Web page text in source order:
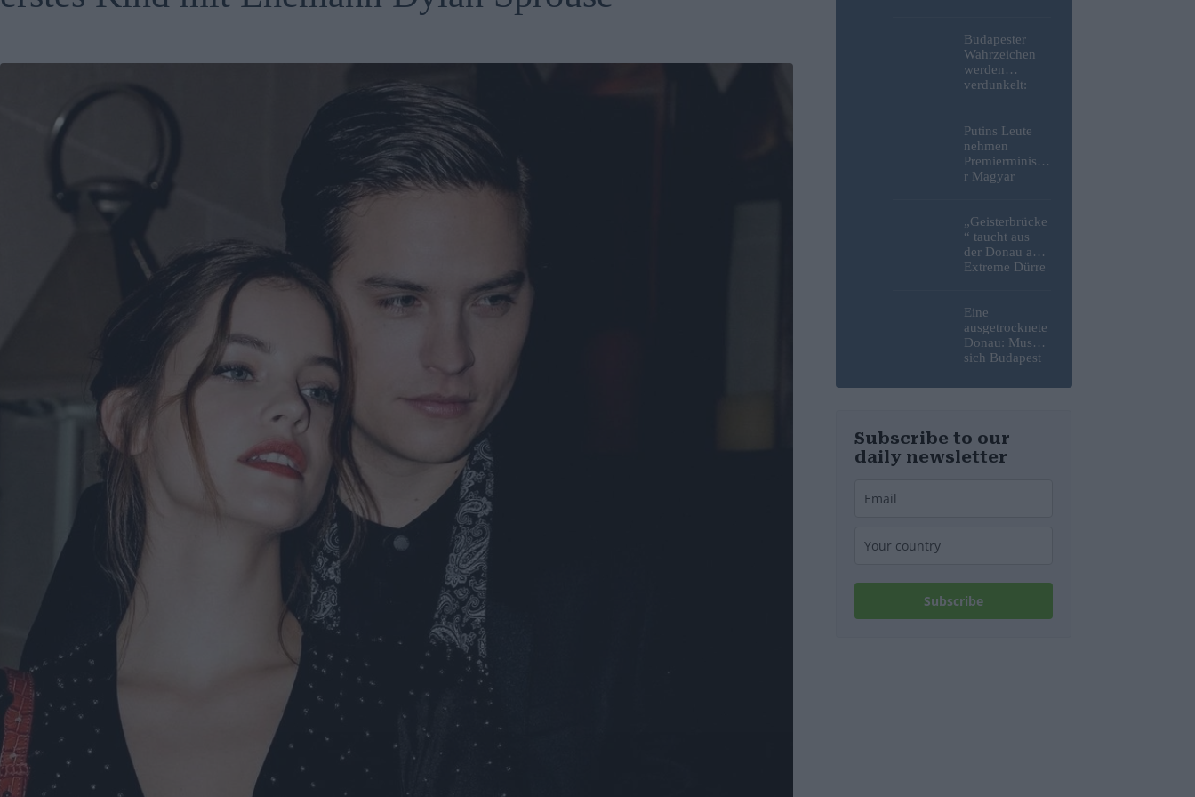
Budapester
Wahrzeichen
werden
verdunkelt:
der Budaer
Burg und der
Zitadelle wird
abgeschaltet
Putins Leute
nehmen
Premierministe
r Magyar
verspotten
diesmal die
Energiekrise
und das Paks-
„Geisterbrücke
“ taucht aus
der Donau auf:
Extreme Dürre
Relikt aus dem
Zweiten
Weltkrieg in
Budapest frei
Eine
ausgetrocknete
Donau: Muss
sich Budapest
seine
Experte weist
auf eine
überraschende
Subscribe to our
daily newsletter
Subscribe